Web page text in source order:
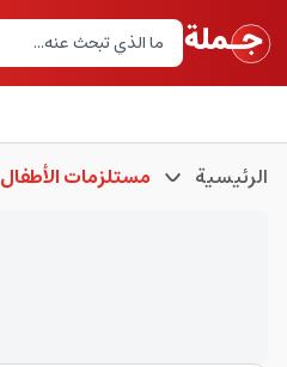
الرئيسية مستلزمات الأطفال